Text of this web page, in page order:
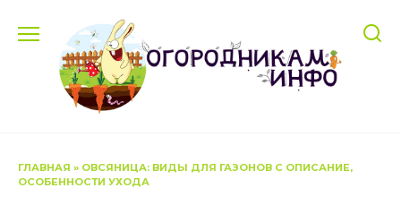
содержанию
ГЛАВНАЯ » ОВСЯНИЦА: ВИДЫ ДЛЯ ГАЗОНОВ С ОПИСАНИЕ,
ОСОБЕННОСТИ УХОДА